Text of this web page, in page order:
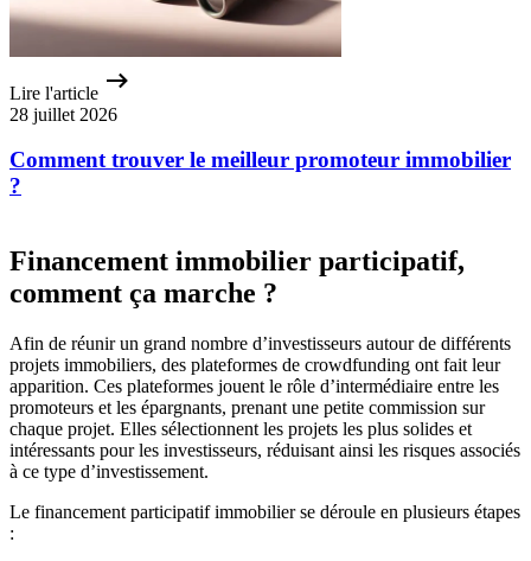
Lire l'article
28 juillet 2026
Comment trouver le meilleur promoteur immobilier
?
Financement immobilier participatif,
comment ça marche ?
Afin de réunir un grand nombre d’investisseurs autour de différents
projets immobiliers, des plateformes de crowdfunding ont fait leur
apparition. Ces plateformes jouent le rôle d’intermédiaire entre les
promoteurs et les épargnants, prenant une petite commission sur
chaque projet. Elles sélectionnent les projets les plus solides et
intéressants pour les investisseurs, réduisant ainsi les risques associés
à ce type d’investissement.
Le financement participatif immobilier se déroule en plusieurs étapes
: